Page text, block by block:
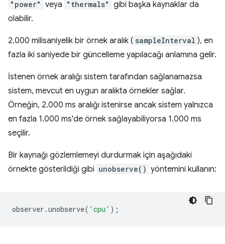
"power" veya "thermals" gibi başka kaynaklar da
olabilir.
2.000 milisaniyelik bir örnek aralık ( sampleInterval ), en
fazla iki saniyede bir güncelleme yapılacağı anlamına gelir.
İstenen örnek aralığı sistem tarafından sağlanamazsa
sistem, mevcut en uygun aralıkta örnekler sağlar.
Örneğin, 2.000 ms aralığı istenirse ancak sistem yalnızca
en fazla 1.000 ms'de örnek sağlayabiliyorsa 1.000 ms
seçilir.
Bir kaynağı gözlemlemeyi durdurmak için aşağıdaki
örnekte gösterildiği gibi unobserve() yöntemini kullanın:
observer .unobserve( 'cpu' );